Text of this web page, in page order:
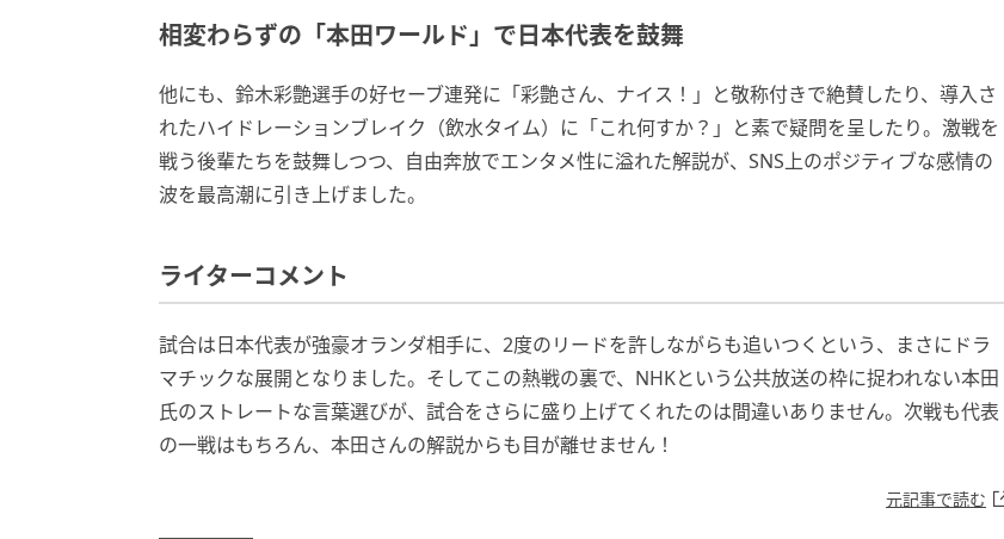
相変わらずの「本田ワールド」で日本代表を鼓舞
他にも、鈴木彩艶選手の好セーブ連発に「彩艶さん、ナイス！」と敬称付きで絶賛したり、導入さ
れたハイドレーションブレイク（飲水タイム）に「これ何すか？」と素で疑問を呈したり。激戦を
戦う後輩たちを鼓舞しつつ、自由奔放でエンタメ性に溢れた解説が、SNS上のポジティブな感情の
波を最高潮に引き上げました。
ライターコメント
試合は日本代表が強豪オランダ相手に、2度のリードを許しながらも追いつくという、まさにドラ
マチックな展開となりました。そしてこの熱戦の裏で、NHKという公共放送の枠に捉われない本田
氏のストレートな言葉選びが、試合をさらに盛り上げてくれたのは間違いありません。次戦も代表
の一戦はもちろん、本田さんの解説からも目が離せません！
元記事で読む